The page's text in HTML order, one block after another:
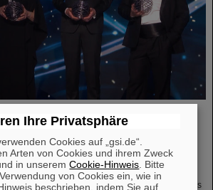
„Breakthrough Prize“ für
Jahr an die vier
ALICE, ATLAS, CMS, and LHCb am
Collider ) des europäischen
. Auch mehr als 40 frühere und aktuelle ALICE-
sind maßgeblich daran beteiligt und wurden nun
mit dem angesehenen Preis
Ihre Privatsphäre
Cookies auf „gsi.de“.
Arten von Cookies und ihrem Zweck
in unseremCookie-Hinweis . Bitte
von Cookies ein, wie in
beschrieben, indem Sie auf